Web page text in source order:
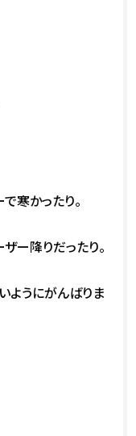
寒かったり。
ー降りだったり。
ようにがんばりま